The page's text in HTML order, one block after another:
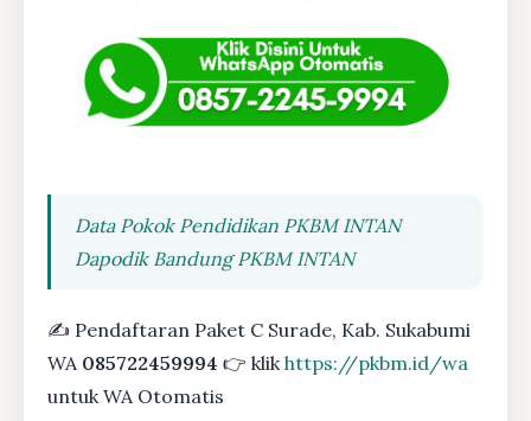
Data Pokok Pendidikan PKBM INTAN
Dapodik Bandung PKBM INTAN
✍ Pendaftaran Paket C Surade, Kab. Sukabumi
WA 085722459994 👉 klikhttps://pkbm.id/wa
untuk WA Otomatis